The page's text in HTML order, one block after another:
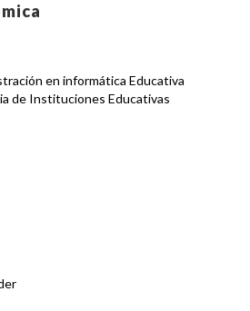
en informática Educativa
de Instituciones Educativas